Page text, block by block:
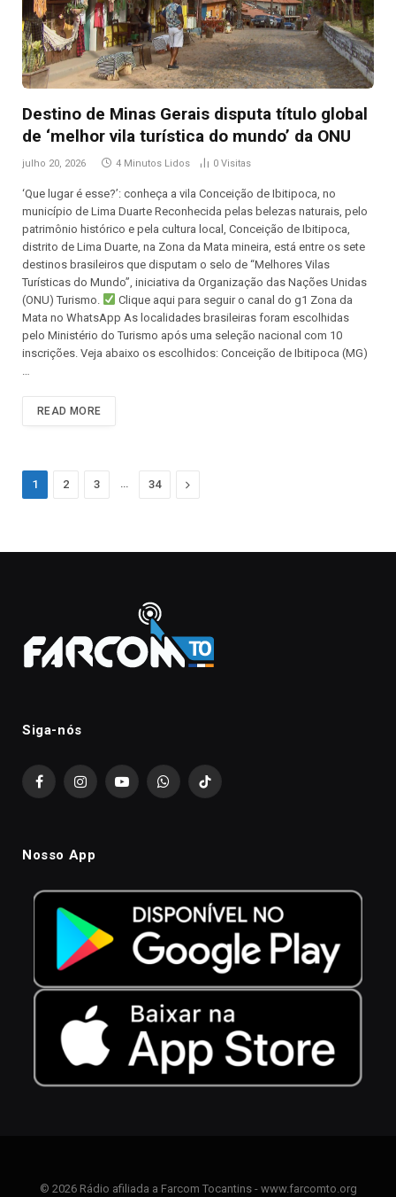
Destino de Minas Gerais disputa título global
de ‘melhor vila turística do mundo’ da ONU
julho 20, 2026 4 Minutos Lidos 0 Visitas
‘Que lugar é esse?’: conheça a vila Conceição de Ibitipoca, no
município de Lima Duarte Reconhecida pelas belezas naturais, pelo
patrimônio histórico e pela cultura local, Conceição de Ibitipoca,
distrito de Lima Duarte, na Zona da Mata mineira, está entre os sete
destinos brasileiros que disputam o selo de “Melhores Vilas
Turísticas do Mundo”, iniciativa da Organização das Nações Unidas
(ONU) Turismo.
Clique aqui para seguir o canal do g1 Zona da
Mata no WhatsApp As localidades brasileiras foram escolhidas
pelo Ministério do Turismo após uma seleção nacional com 10
inscrições. Veja abaixo os escolhidos: Conceição de Ibitipoca (MG)
READ MORE
1 2 3 34 Next
Siga-nós
FacebookInstagramYouTubeWhatsAppTikTok
Nosso App
© 2026 Rádio afiliada a Farcom Tocantins - www.farcomto.org